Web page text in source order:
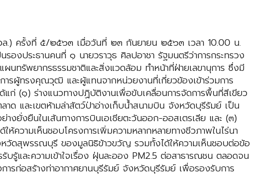
ล.) ครั้งที่ ๕/๒๕๖๓ เมื่อวันที่ ๒๓ กันยายน ๒๕๖๓ เวลา 10.00 น.
ประธานคนที่ ๑ นายวราวุธ ศิลปอาชา รัฐมนตรีว่าการกระทรวง
นทรัพยากรธรรมชาติและสิ่งแวดล้อม ทำหน้าที่ฝ่ายเลขานุการ ซึ่งมี
ารผู้ทรงคุณวุฒิ และผู้แทนจากหน่วยงานที่เกี่ยวข้องเข้าร่วมการ
ก่ (๑) ร่างแนวทางปฏิบัติงานเพื่อขับเคลื่อนการจัดการพื้นที่สีเขียว
ด และเขตห้ามล่าสัตว์ป่าอ่างเก็บน้ำสนามบิน จังหวัดบุรีรัมย์ เป็น
ยั่งยืนในเส้นทางการบินเอเชียตะวันออก-ออสเตรเลีย และ (๓)
วามเห็นชอบโครงการเพิ่มความหลากหลายทางชีวภาพในไร่นา
ดสุพรรณบุรี ของมูลนิธิข้าวขวัญ รวมทั้งได้ให้ความเห็นชอบต่อข้อ
รู้และความเข้าใจเรื่อง ฝุ่นละออง PM2.5 ต่อสาธารณชน ตลอดจน
การก่อสร้างท่าอากาศยานบุรีรัมย์ จังหวัดบุรีรัมย์ เพื่อรองรับการ